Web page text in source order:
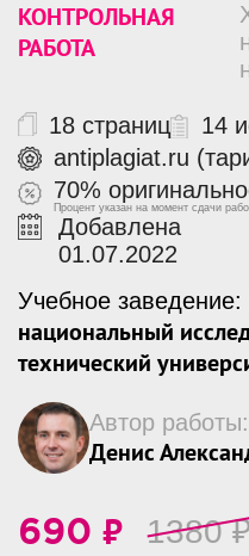
КОНТРОЛЬНАЯ
РАБОТА
18 страниц
14
antiplagiat.ru
70%
Процент указан на момент сдачи
Добавлена
01.07.2022
Учебное заведение:
национальный
технический
Автор работы:
Денис
690 ₽ 1380